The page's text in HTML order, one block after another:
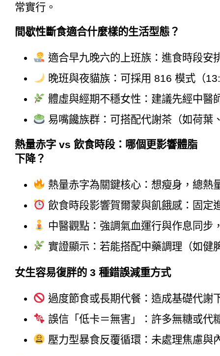
常實行。
間歇性斷食適合什麼樣的生活型態？
適合早九晚六的上班族：進食時段安
晚班與夜貓族：可採用 816 模式（
體虛與經期不穩女性：建議先經中醫
易嘴饞族群：可搭配代謝茶（如荷葉
熱量赤字 vs 飲食時段：哪個更影響體脂
下降？
熱量赤字為關鍵核心：想瘦身，總熱
飲食時段影響賀爾蒙與飢餓感：固定
中醫觀點：強調氣血運行與作息同步
實證顯示：若能搭配中藥調理（如健
女生容易復胖的 3 種錯誤減重方式
過度節食或長期代餐：造成基礎代謝
誤信「低卡＝無害」：許多無糖或代
壓力型暴食反覆循環：未處理焦慮與